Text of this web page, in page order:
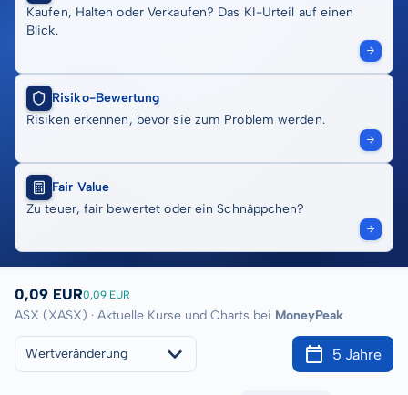
Kaufen, Halten oder Verkaufen? Das KI-Urteil auf einen
Blick.
Risiko-Bewertung
Risiken erkennen, bevor sie zum Problem werden.
Fair Value
Zu teuer, fair bewertet oder ein Schnäppchen?
0,09 EUR0,09 EUR
ASX (XASX) · Aktuelle Kurse und Charts bei MoneyPeak
Wertveränderung 5 Jahre